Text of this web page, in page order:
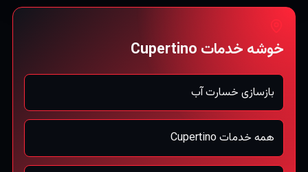
خوشه خدمات Cupertino
بازسازی خسارت آب
همه خدمات Cupertino